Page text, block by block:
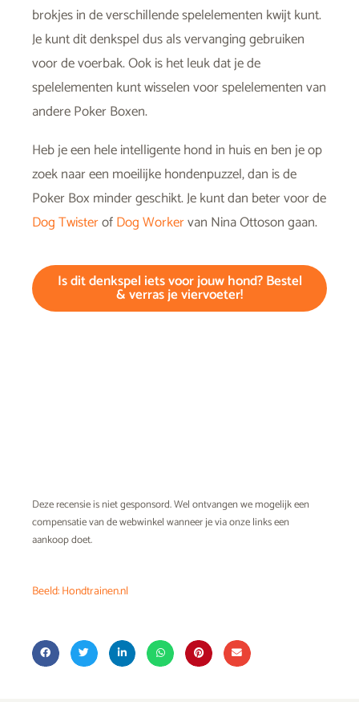
brokjes in de verschillende spelelementen kwijt kunt.
Je kunt dit denkspel dus als vervanging gebruiken
voor de voerbak. Ook is het leuk dat je de
spelelementen kunt wisselen voor spelelementen van
andere Poker Boxen.
Heb je een hele intelligente hond in huis en ben je op
zoek naar een moeilijke hondenpuzzel, dan is de
Poker Box minder geschikt. Je kunt dan beter voor de
Dog TwisterofDog Workervan Nina Ottoson gaan.
Is dit denkspel iets voor jouw hond? Bestel
& verras je viervoeter!
Deze recensie is niet gesponsord. Wel ontvangen we mogelijk een
compensatie van de webwinkel wanneer je via onze links een
aankoop doet.
Beeld: Hondtrainen.nl